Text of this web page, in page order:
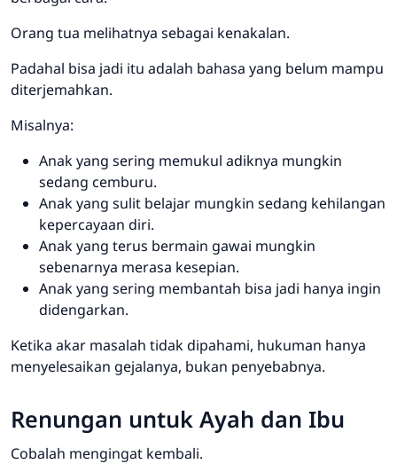
Orang tua melihatnya sebagai kenakalan.
Padahal bisa jadi itu adalah bahasa yang belum mampu
diterjemahkan.
Misalnya:
Anak yang sering memukul adiknya mungkin
sedang cemburu.
Anak yang sulit belajar mungkin sedang kehilangan
kepercayaan diri.
Anak yang terus bermain gawai mungkin
sebenarnya merasa kesepian.
Anak yang sering membantah bisa jadi hanya ingin
didengarkan.
Ketika akar masalah tidak dipahami, hukuman hanya
menyelesaikan gejalanya, bukan penyebabnya.
Renungan untuk Ayah dan Ibu
Cobalah mengingat kembali.